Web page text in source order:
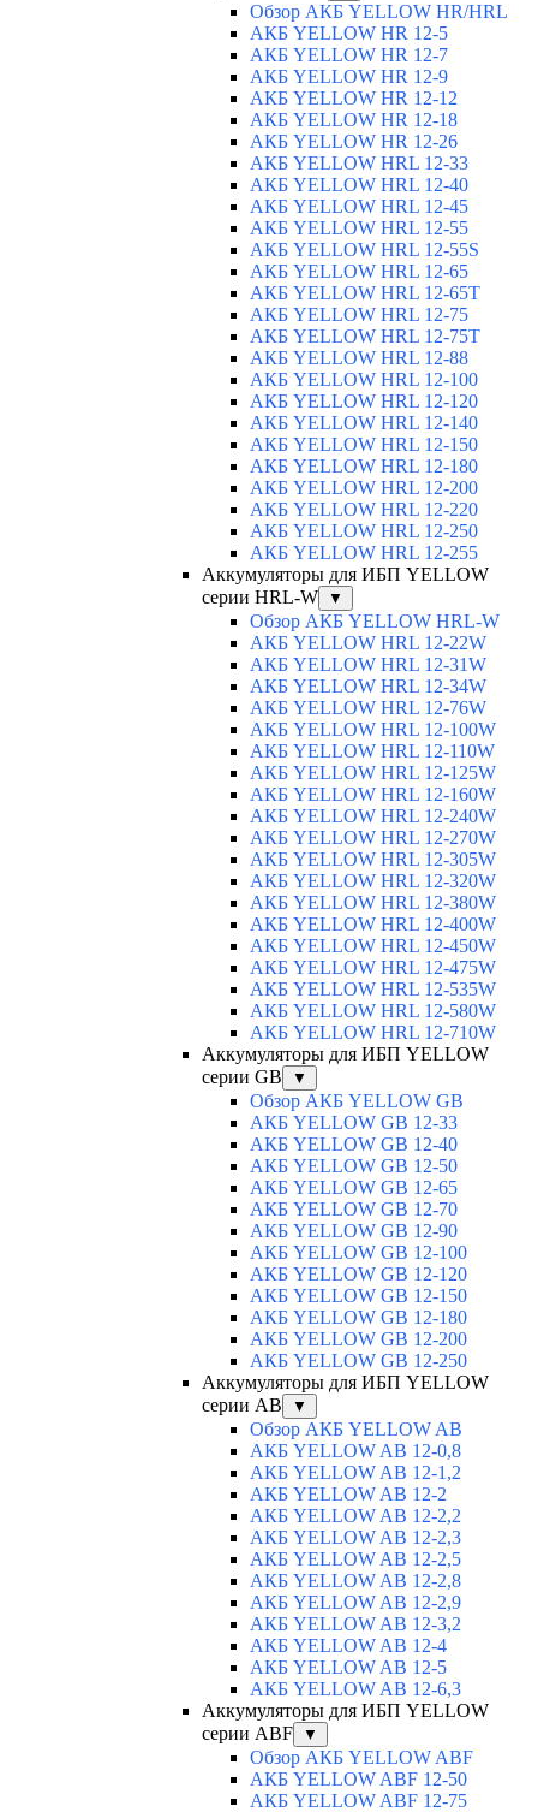
Обзор АКБ YELLOW HR/HRL
АКБ YELLOW HR 12-5
АКБ YELLOW HR 12-7
АКБ YELLOW HR 12-9
АКБ YELLOW HR 12-12
АКБ YELLOW HR 12-18
АКБ YELLOW HR 12-26
АКБ YELLOW HRL 12-33
АКБ YELLOW HRL 12-40
АКБ YELLOW HRL 12-45
АКБ YELLOW HRL 12-55
АКБ YELLOW HRL 12-55S
АКБ YELLOW HRL 12-65
АКБ YELLOW HRL 12-65T
АКБ YELLOW HRL 12-75
АКБ YELLOW HRL 12-75Т
АКБ YELLOW HRL 12-88
АКБ YELLOW HRL 12-100
АКБ YELLOW HRL 12-120
АКБ YELLOW HRL 12-140
АКБ YELLOW HRL 12-150
АКБ YELLOW HRL 12-180
АКБ YELLOW HRL 12-200
АКБ YELLOW HRL 12-220
АКБ YELLOW HRL 12-250
АКБ YELLOW HRL 12-255
Аккумуляторы для ИБП YELLOW
серии HRL-W
▼
Обзор АКБ YELLOW HRL-W
АКБ YELLOW HRL 12-22W
АКБ YELLOW HRL 12-31W
АКБ YELLOW HRL 12-34W
АКБ YELLOW HRL 12-76W
АКБ YELLOW HRL 12-100W
АКБ YELLOW HRL 12-110W
АКБ YELLOW HRL 12-125W
АКБ YELLOW HRL 12-160W
АКБ YELLOW HRL 12-240W
АКБ YELLOW HRL 12-270W
АКБ YELLOW HRL 12-305W
АКБ YELLOW HRL 12-320W
АКБ YELLOW HRL 12-380W
АКБ YELLOW HRL 12-400W
АКБ YELLOW HRL 12-450W
АКБ YELLOW HRL 12-475W
АКБ YELLOW HRL 12-535W
АКБ YELLOW HRL 12-580W
АКБ YELLOW HRL 12-710W
Аккумуляторы для ИБП YELLOW
серии GB
▼
Обзор АКБ YELLOW GB
АКБ YELLOW GB 12-33
АКБ YELLOW GB 12-40
АКБ YELLOW GB 12-50
АКБ YELLOW GB 12-65
АКБ YELLOW GB 12-70
АКБ YELLOW GB 12-90
АКБ YELLOW GB 12-100
АКБ YELLOW GB 12-120
АКБ YELLOW GB 12-150
АКБ YELLOW GB 12-180
АКБ YELLOW GB 12-200
АКБ YELLOW GB 12-250
Аккумуляторы для ИБП YELLOW
серии AB
▼
Обзор АКБ YELLOW AB
АКБ YELLOW AB 12-0,8
АКБ YELLOW AB 12-1,2
АКБ YELLOW AB 12-2
АКБ YELLOW AB 12-2,2
АКБ YELLOW AB 12-2,3
АКБ YELLOW AB 12-2,5
АКБ YELLOW AB 12-2,8
АКБ YELLOW AB 12-2,9
АКБ YELLOW AB 12-3,2
АКБ YELLOW AB 12-4
АКБ YELLOW AB 12-5
АКБ YELLOW AB 12-6,3
Аккумуляторы для ИБП YELLOW
серии ABF
▼
Обзор АКБ YELLOW ABF
АКБ YELLOW ABF 12-50
АКБ YELLOW ABF 12-75